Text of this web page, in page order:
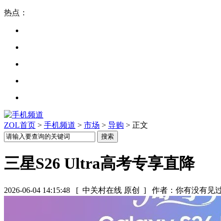
热点：
ZOL首页 > 手机频道 > 市场 > 导购 > 正文
三星S26 Ultra高考专享直降
2026-06-04 14:15:48 [ 中关村在线 原创 ] 作者：你有没有见